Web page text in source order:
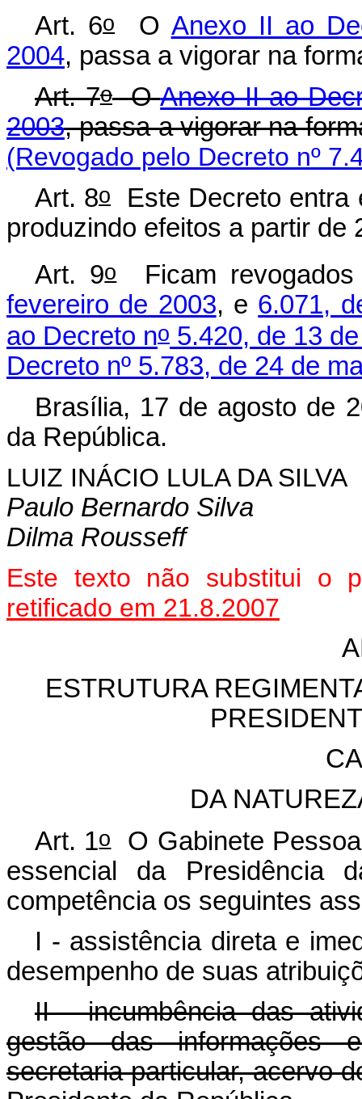
Art. 6oO Anexo II ao
2004, passa a vigorar na
Art. 7oOAnexo II ao
2003, passa a vigorar na
(Revogado pelo Decreto nº
Art. 8oEste Decreto entra
produzindo efeitos a partir de
Art. 9oFicam
fevereiro de 2003, e 6.071,
ao Decreto no 5.420, de 13
Decreto nº 5.783, de 24 de
Brasília, 17 de agosto de
da República.
LUIZ INÁCIO LULA DA SILVA
Paulo Bernardo Silva
Dilma Rousseff
Este texto não substitui o
retificado em 21.8.2007
ESTRUTURA
DA
Art. 1oO Gabinete
essencial da Presidência
competência os seguintes
I - assistência direta e
desempenho de suas
II - incumbência das
gestão das informações
secretaria particular, acervo